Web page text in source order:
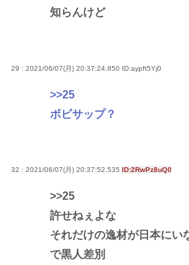
知らんけど
29 : 2021/06/07(月) 20:37:24.850 ID:aypft5Yj0
>>25
ボビサップ？
32 : 2021/06/07(月) 20:37:52.535 ID:2RwPz8uQ0
>>25
許せねぇよな
それだけの逸材が日本にい
で黒人差別